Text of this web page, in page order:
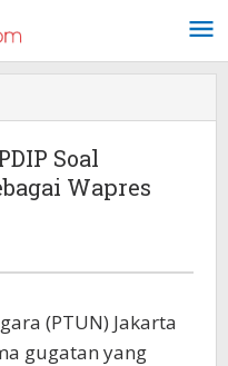
Soal
Wapres
(PTUN) Jakarta
gugatan yang